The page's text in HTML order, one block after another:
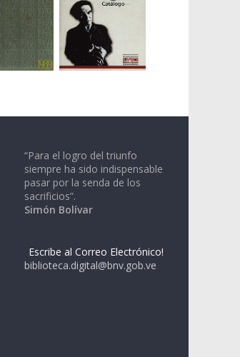
“Para el logro del triunfo
siempre ha sido indispensable
pasar por la senda de los
sacrificios”.
Simón Bolívar
Escribe al Correo Electrónico!
biblioteca.digital@bnv.gob.ve